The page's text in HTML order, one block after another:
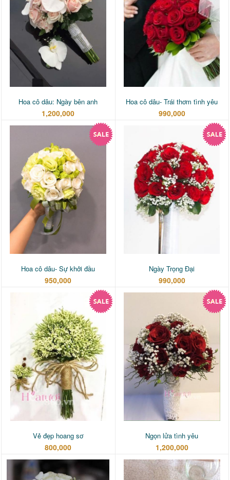
Hoa cô dâu: Ngày bên anh
1,200,000
Hoa cô dâu- Trái thơm tình yêu
990,000
Hoa cô dâu- Sự khởi đầu
950,000
Ngày Trọng Đại
990,000
Vẻ đẹp hoang sơ
800,000
Ngọn lửa tình yêu
1,200,000